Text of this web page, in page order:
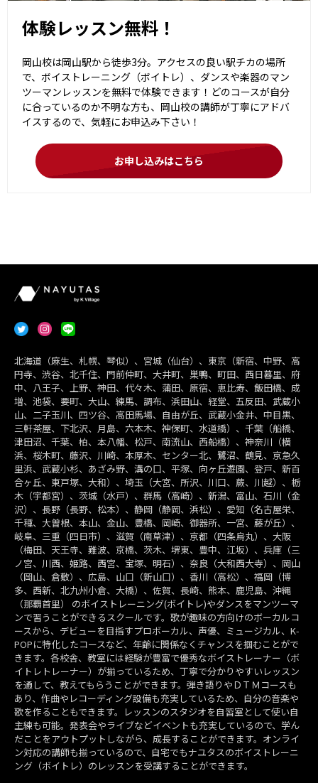
体験レッスン無料！
岡山校は岡山駅から徒歩3分。アクセスの良い駅チカの場所
で、ボイストレーニング（ボイトレ）、ダンスや楽器のマン
ツーマンレッスンを無料で体験できます！どのコースが自分
に合っているのか不明な方も、岡山校の講師が丁寧にアドバ
イスするので、気軽にお申込み下さい！
お申し込みはこちら
北海道（麻生、札幌、琴似）、宮城（仙台）、東京（新宿、中野、高
円寺、渋谷、北千住、門前仲町、大井町、巣鴨、町田、西日暮里、府
中、八王子、上野、神田、代々木、蒲田、原宿、恵比寿、飯田橋、成
増、池袋、要町、大山、練馬、調布、浜田山、経堂、五反田、武蔵小
山、二子玉川、四ツ谷、高田馬場、自由が丘、武蔵小金井、中目黒、
三軒茶屋、下北沢、月島、六本木、神保町、水道橋）、千葉（船橋、
津田沼、千葉、柏、本八幡、松戸、南流山、西船橋）、神奈川（横
浜、桜木町、藤沢、川崎、本厚木、センター北、鷺沼、鶴見、京急久
里浜、武蔵小杉、あざみ野、溝の口、平塚、向ヶ丘遊園、登戸、新百
合ヶ丘、東戸塚、大和）、埼玉（大宮、所沢、川口、蕨、川越）、栃
木（宇都宮）、茨城（水戸）、群馬（高崎）、新潟、富山、石川（金
沢）、長野（長野、松本）、静岡（静岡、浜松）、愛知（名古屋栄、
千種、大曽根、本山、金山、豊橋、岡崎、御器所、一宮、藤が丘）、
岐阜、三重（四日市）、滋賀（南草津）、京都（四条烏丸）、大阪
（梅田、天王寺、難波、京橋、茨木、堺東、豊中、江坂）、兵庫（三
ノ宮、川西、姫路、西宮、宝塚、明石）、奈良（大和西大寺）、岡山
（岡山、倉敷）、広島、山口（新山口）、香川（高松）、福岡（博
多、西新、北九州小倉、大橋）、佐賀、長崎、熊本、鹿児島、沖縄
（那覇首里） のボイストレーニング(ボイトレ)やダンスをマンツーマ
ンで習うことができるスクールです。歌が趣味の方向けのボーカルコ
ースから、デビューを目指すプロボーカル、声優、ミュージカル、K-
POPに特化したコースなど、年齢に関係なくチャンスを掴むことがで
きます。各校舎、教室には経験が豊富で優秀なボイストレーナー（ボ
イトレトレーナー）が揃っているため、丁寧で分かりやすいレッスン
を通して、教えてもらうことができます。弾き語りやＤＴＭコースも
あり、作曲やレコーディング設備も充実しているため、自分の音楽や
歌を作ることもできます。レッスンのスタジオを自習室として使い自
主練も可能。発表会やライブなどイベントも充実しているので、学ん
だことをアウトプットしながら、成長することができます。オンライ
ン対応の講師も揃っているので、自宅でもナユタスのボイストレーニ
ング（ボイトレ）のレッスンを受講することができます。